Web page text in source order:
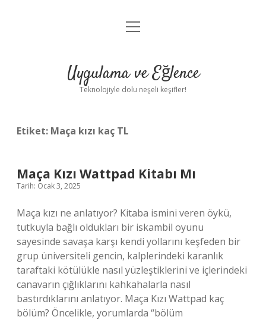
Anasayfa
Yasal Uyarı
menüyü
Uygulama ve Eğlence
Teknolojiyle dolu neşeli keşifler!
Etiket: Maça kızı kaç TL
Maça Kızı Wattpad Kitabı Mı
Tarih: Ocak 3, 2025
Maça kızı ne anlatıyor? Kitaba ismini veren öykü,
tutkuyla bağlı oldukları bir iskambil oyunu
sayesinde savaşa karşı kendi yollarını keşfeden bir
grup üniversiteli gencin, kalplerindeki karanlık
taraftaki kötülükle nasıl yüzleştiklerini ve içlerindeki
canavarın çığlıklarını kahkahalarla nasıl
bastırdıklarını anlatıyor. Maça Kızı Wattpad kaç
bölüm? Öncelikle, yorumlarda “bölüm